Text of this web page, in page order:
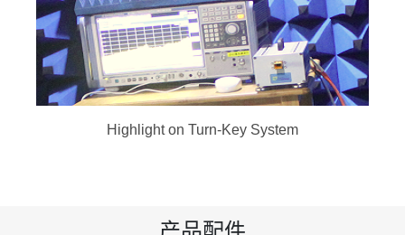
Highlight on Turn-Key System